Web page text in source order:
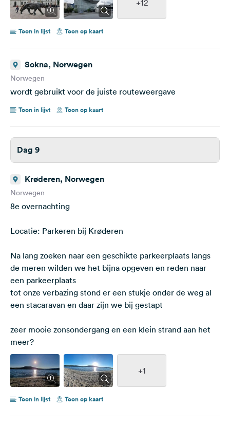
+12
Toon in lijst Toon op kaart
Sokna, Norwegen
Norwegen
wordt gebruikt voor de juiste routeweergave
Toon in lijst Toon op kaart
Dag 9
Krøderen, Norwegen
Norwegen
8e overnachting
Locatie: Parkeren bij Krøderen
Na lang zoeken naar een geschikte parkeerplaats langs
de meren wilden we het bijna opgeven en reden naar
een parkeerplaats
tot onze verbazing stond er een stukje onder de weg al
een stacaravan en daar zijn we bij gestapt
zeer mooie zonsondergang en een klein strand aan het
meer?
+1
Toon in lijst Toon op kaart